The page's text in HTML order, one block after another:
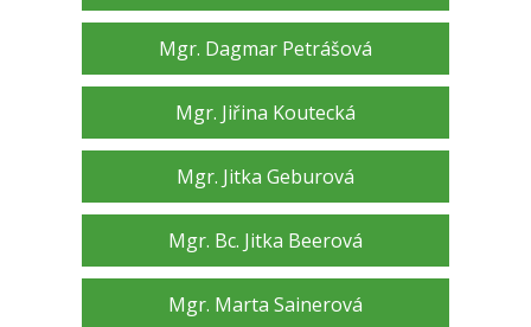
Mgr. Dagmar Petrášová
Mgr. Jiřina Koutecká
Mgr. Jitka Geburová
Mgr. Bc. Jitka Beerová
Mgr. Marta Sainerová